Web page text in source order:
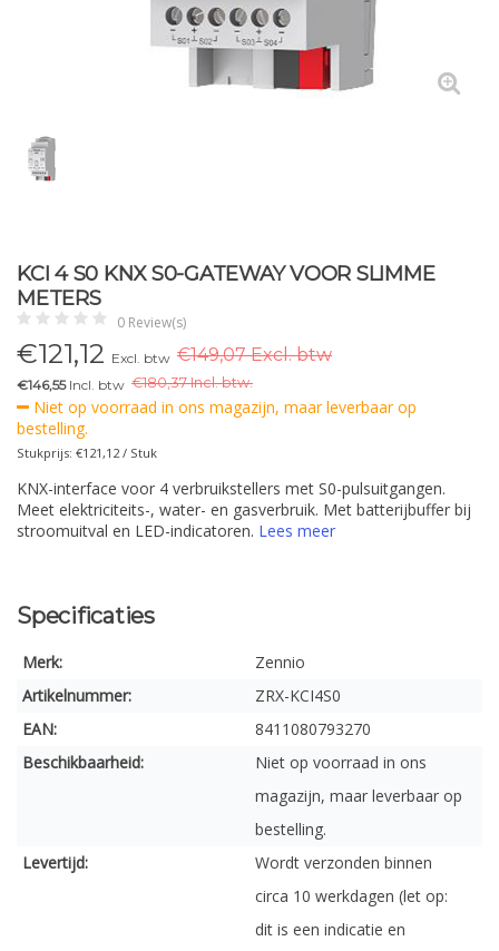
KCI 4 S0 KNX S0-GATEWAY VOOR SLIMME
METERS
0 Review(s)
€121,12 Excl. btw €149,07 Excl. btw
€146,55Incl. btw €180,37 Incl. btw.
Niet op voorraad in ons magazijn, maar leverbaar op
bestelling.
Stukprijs: €121,12 / Stuk
KNX-interface voor 4 verbruikstellers met S0-pulsuitgangen.
Meet elektriciteits-, water- en gasverbruik. Met batterijbuffer bij
stroomuitval en LED-indicatoren. Lees meer
Specificaties
Merk:
Zennio
Artikelnummer:
ZRX-KCI4S0
EAN:
8411080793270
Beschikbaarheid:
Niet op voorraad in ons
magazijn, maar leverbaar op
bestelling.
Levertijd:
Wordt verzonden binnen
circa 10 werkdagen (let op:
dit is een indicatie en